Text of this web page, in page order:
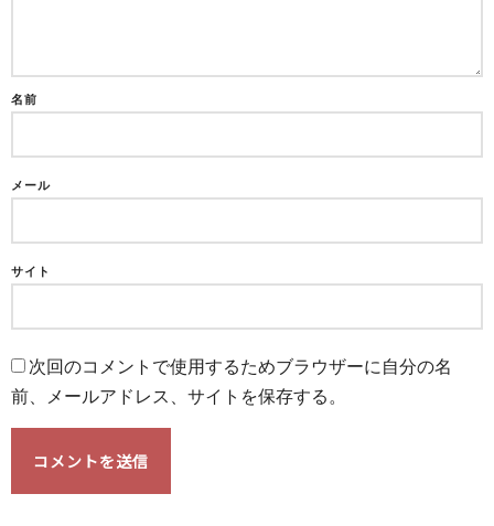
名前
メール
サイト
次回のコメントで使用するためブラウザーに自分の名
前、メールアドレス、サイトを保存する。